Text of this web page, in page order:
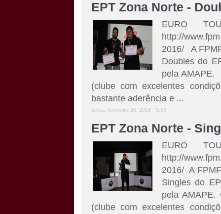
EPT Zona Norte -
EURO
http://
2016/ A
Doubles do
pela AMAPE.
(clube com excelentes
bastante aderência e ...
sexta, fevereiro 26, 2016 - 9:53
EPT Zona Norte -
EURO
http://
2016/ A
Singles do
pela AMAPE.
(clube com excelentes